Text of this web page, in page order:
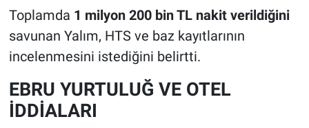
Toplamda 1 milyon 200 bin TL nakit verildiğini
savunan Yalım, HTS ve baz kayıtlarının
incelenmesini istediğini belirtti.
EBRU YURTULUĞ VE OTEL
İDDİALARI